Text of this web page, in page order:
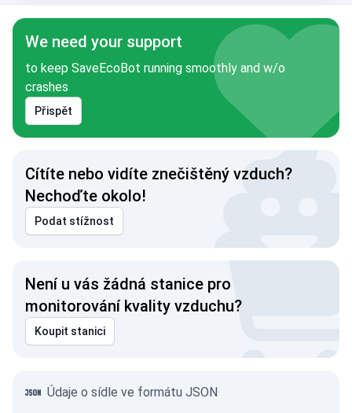
We need your support
to keep SaveEcoBot running smoothly and w/o
crashes
Přispět
Cítíte nebo vidíte znečištěný vzduch?
Nechoďte okolo!
Podat stížnost
Není u vás žádná stanice pro
monitorování kvality vzduchu?
Koupit stanici
Údaje o sídle ve formátu JSON